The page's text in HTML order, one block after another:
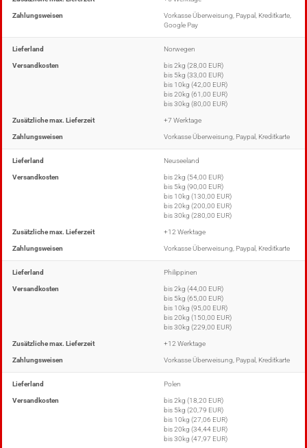
Zahlungsweisen
Vorkasse Überweisung, Paypal, Kreditkarte,
Google Pay
Lieferland Norwegen
Versandkosten
bis 2kg (28,00 EUR)
bis 5kg (33,00 EUR)
bis 10kg (42,00 EUR)
bis 20kg (61,00 EUR)
bis 30kg (80,00 EUR)
Zusätzliche max. Lieferzeit +7 Werktage
Zahlungsweisen Vorkasse Überweisung, Paypal, Kreditkarte
Lieferland Neuseeland
Versandkosten
bis 2kg (54,00 EUR)
bis 5kg (90,00 EUR)
bis 10kg (130,00 EUR)
bis 20kg (200,00 EUR)
bis 30kg (280,00 EUR)
Zusätzliche max. Lieferzeit +12 Werktage
Zahlungsweisen Vorkasse Überweisung, Paypal, Kreditkarte
Lieferland Philippinen
Versandkosten
bis 2kg (44,00 EUR)
bis 5kg (65,00 EUR)
bis 10kg (95,00 EUR)
bis 20kg (150,00 EUR)
bis 30kg (229,00 EUR)
Zusätzliche max. Lieferzeit +12 Werktage
Zahlungsweisen Vorkasse Überweisung, Paypal, Kreditkarte
Lieferland Polen
Versandkosten
bis 2kg (18,20 EUR)
bis 5kg (20,79 EUR)
bis 10kg (27,06 EUR)
bis 20kg (34,44 EUR)
bis 30kg (47,97 EUR)